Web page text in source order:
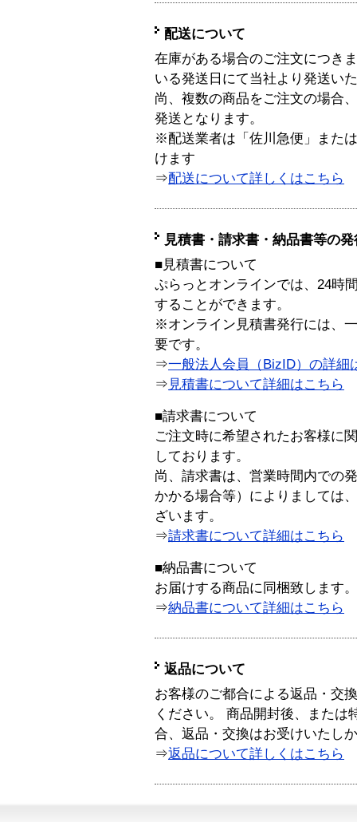
配送について
在庫がある場合のご注文につき
いる発送日にて当社より発送い
尚、複数の商品をご注文の場合
発送となります。
※配送業者は「佐川急便」また
けます
⇒配送について詳しくはこちら
見積書・請求書・納品書等の
■見積書について
ぷらっとオンラインでは、24時
することができます。
※オンライン見積書発行には、
要です。
⇒一般法人会員（BizID）の詳細
⇒ 見積書について詳細はこちら
■請求書について
ご注文時に希望されたお客様に
しております。
尚、請求書は、営業時間内での
かかる場合等）によりましては
ざいます。
⇒請求書について詳細はこちら
■納品書について
お届けする商品に同梱致します。
⇒納品書について詳細はこちら
返品について
お客様のご都合による返品・交
ください。 商品開封後、または
合、返品・交換はお受けいたし
⇒返品について詳しくはこちら